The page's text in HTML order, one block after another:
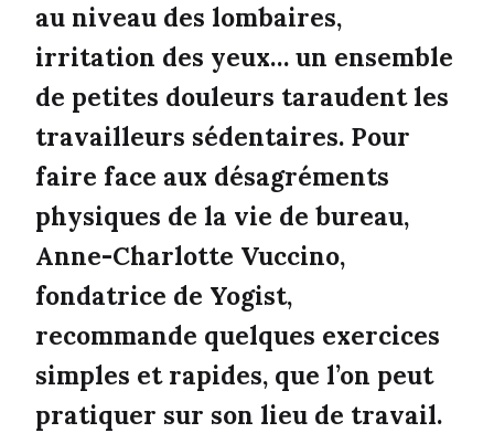
au niveau des lombaires,
irritation des yeux… un ensemble
de petites douleurs taraudent les
travailleurs sédentaires. Pour
faire face aux désagréments
physiques de la vie de bureau,
Anne-Charlotte Vuccino,
fondatrice de Yogist,
recommande quelques exercices
simples et rapides, que l’on peut
pratiquer sur son lieu de travail.